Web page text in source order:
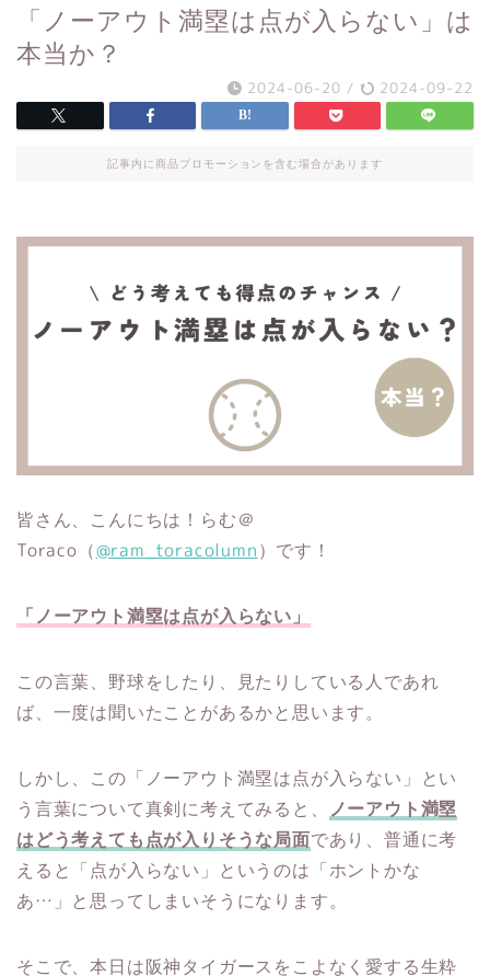
「ノーアウト満塁は点が入らない」は
本当か？
2024-06-20 / 2024-09-22
記事内に商品プロモーションを含む場合があります
皆さん、こんにちは！らむ＠
Toraco（@ram_toracolumn）です！
「ノーアウト満塁は点が入らない」
この言葉、野球をしたり、見たりしている人であれ
ば、一度は聞いたことがあるかと思います。
しかし、この「ノーアウト満塁は点が入らない」とい
う言葉について真剣に考えてみると、
ノーアウト満塁
はどう考えても点が入りそうな局面であり、普通に考
えると「点が入らない」というのは「ホントかな
あ…」と思ってしまいそうになります。
そこで、本日は阪神タイガースをこよなく愛する生粋